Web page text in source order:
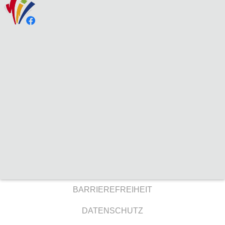
BARRIEREFREIHEIT
DATENSCHUTZ